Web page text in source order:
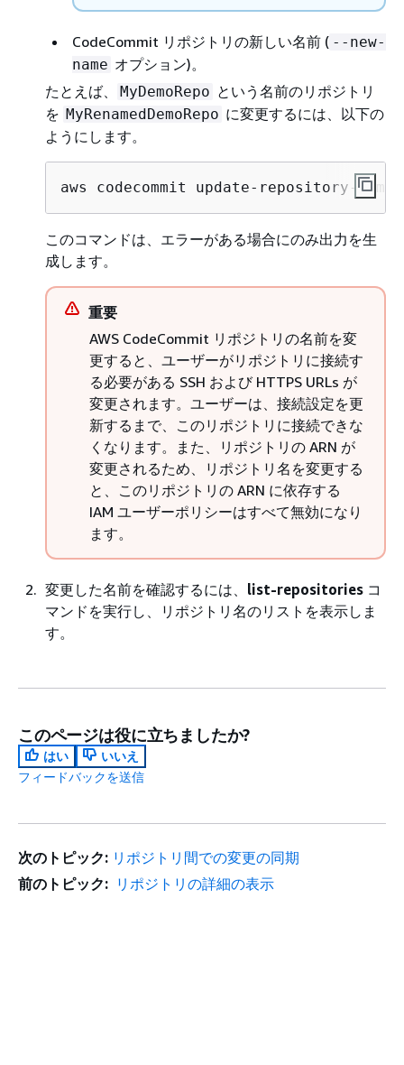
CodeCommit リポジトリの新しい名前 ( --new-
name オプション)。
たとえば、
MyDemoRepo という名前のリポジトリ
を MyRenamedDemoRepo に変更するには、以下の
ようにします。
aws codecommit update-repository-name
このコマンドは、エラーがある場合にのみ出力を生
成します。
重要
AWS CodeCommit リポジトリの名前を変
更すると、ユーザーがリポジトリに接続す
る必要がある SSH および HTTPS URLs が
変更されます。ユーザーは、接続設定を更
新するまで、このリポジトリに接続できな
くなります。また、リポジトリの ARN が
変更されるため、リポジトリ名を変更する
と、このリポジトリの ARN に依存する
IAM ユーザーポリシーはすべて無効になり
ます。
変更した名前を確認するには、 list-repositories コ
マンドを実行し、リポジトリ名のリストを表示しま
す。
このページは役に立ちましたか?
はい
いいえ
フィードバックを送信
次のトピック: リポジトリ間での変更の同期
前のトピック: リポジトリの詳細の表示